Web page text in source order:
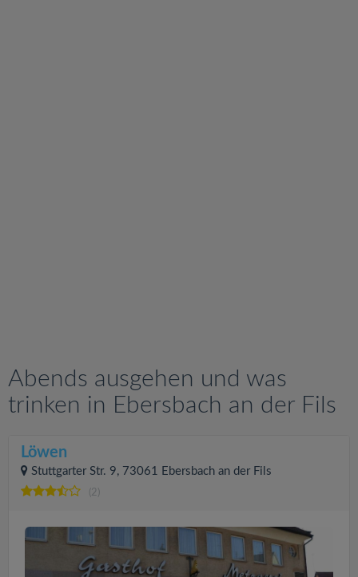
Abends ausgehen und was
trinken in Ebersbach an der Fils
Löwen
Stuttgarter Str. 9, 73061 Ebersbach an der Fils
(2)